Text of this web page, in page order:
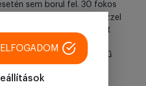
sem borul fel. 30 fokos
A műanyag talprészt vízzel
45 fokban vágott
a sarkokat csak pár
matt felületű
érdekében.
ELFOGADOM